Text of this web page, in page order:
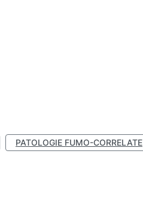
PATOLOGIE FUMO-CORRELATE